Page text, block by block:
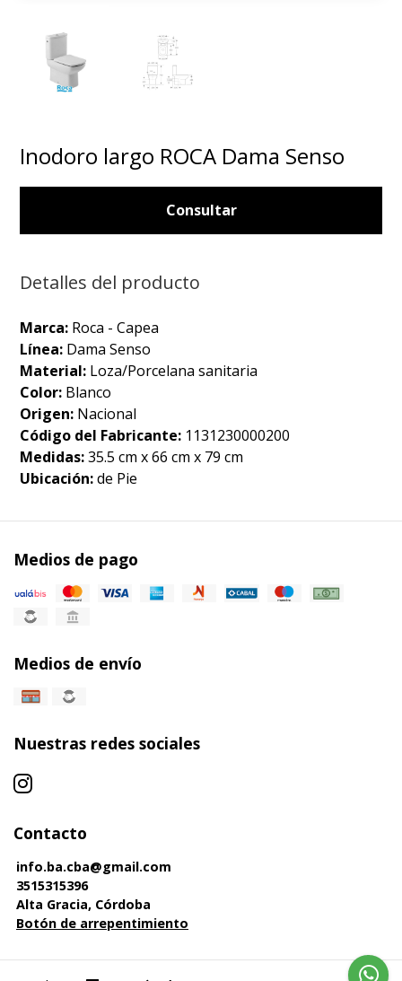
Inodoro largo ROCA Dama Senso
Consultar
Detalles del producto
Marca: Roca - Capea
Línea: Dama Senso
Material: Loza/Porcelana sanitaria
Color: Blanco
Origen: Nacional
Código del Fabricante: 1131230000200
Medidas:35.5 cm x 66 cm x 79 cm
Ubicación:de Pie
Medios de pago
Medios de envío
Nuestras redes sociales
Contacto
info.ba.cba@gmail.com
3515315396
Alta Gracia, Córdoba
Botón de arrepentimiento